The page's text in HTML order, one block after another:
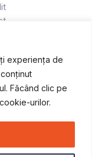
experiența de
Făcând clic pe
urilor.
- Race